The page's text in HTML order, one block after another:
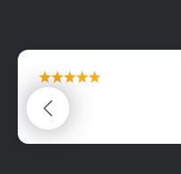
maximální spokojenost
22.06.2025